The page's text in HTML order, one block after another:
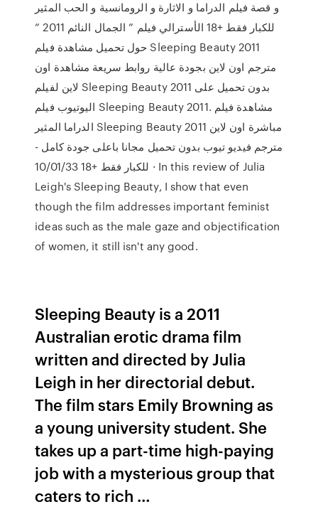
و قصة فيلم الدراما و الاثارة و الرومانسية و الحب المثير
للكبار فقط +18 الأسترالي فيلم ” الجمال النائم 2011 ”
حول تحميل مشاهدة فيلم Sleeping Beauty 2011
مترجم اون لاين بجودة عالية روابط سريعة مشاهدة اون
لاين لفيلم Sleeping Beauty 2011 بدون تحميل على
اليوتيوب فيلم Sleeping Beauty 2011. مشاهدة فيلم
الدراما المثير Sleeping Beauty 2011 مباشرة اون لاين
مترجم فيديو تيوب بدون تحميل مجانا باعلى جودة كامل -
للكبار فقط +18 10/01/33 · In this review of Julia
Leigh's Sleeping Beauty, I show that even
though the film addresses important feminist
ideas such as the male gaze and objectification
of women, it still isn't any good.
Sleeping Beauty is a 2011
Australian erotic drama film
written and directed by Julia
Leigh in her directorial debut.
The film stars Emily Browning as
a young university student. She
takes up a part-time high-paying
job with a mysterious group that
caters to rich …